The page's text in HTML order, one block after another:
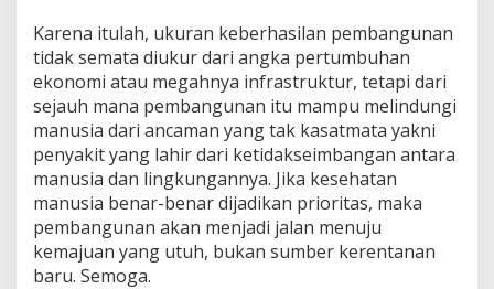
Karena itulah, ukuran keberhasilan pembangunan
tidak semata diukur dari angka pertumbuhan
ekonomi atau megahnya infrastruktur, tetapi dari
sejauh mana pembangunan itu mampu melindungi
manusia dari ancaman yang tak kasatmata yakni
penyakit yang lahir dari ketidakseimbangan antara
manusia dan lingkungannya. Jika kesehatan
manusia benar-benar dijadikan prioritas, maka
pembangunan akan menjadi jalan menuju
kemajuan yang utuh, bukan sumber kerentanan
baru. Semoga.